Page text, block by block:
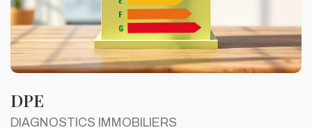
DPE
DIAGNOSTICS IMMOBILIERS